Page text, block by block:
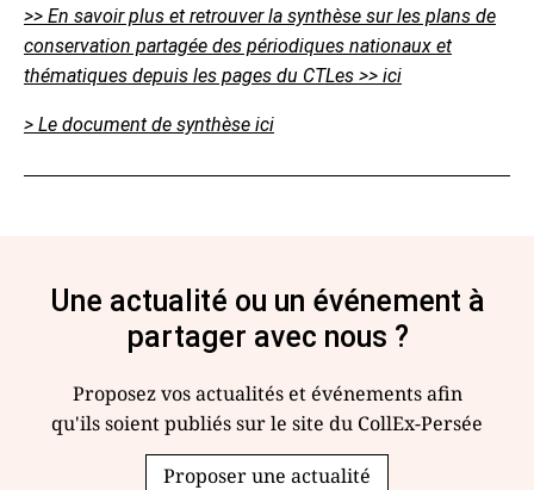
>> En savoir plus et retrouver la synthèse sur les plans de
conservation partagée des périodiques nationaux et
thématiques depuis les pages du CTLes >> ici
> Le document de synthèse ici
Une actualité ou un événement à
partager avec nous ?
Proposez vos actualités et événements afin
qu'ils soient publiés sur le site du CollEx-Persée
Proposer une actualité